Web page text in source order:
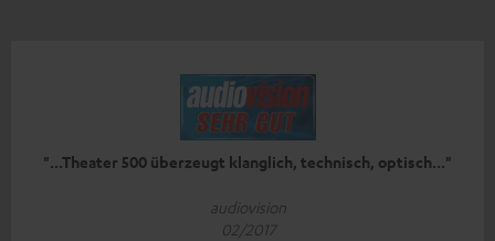
"...Theater 500 überzeugt klanglich, technisch, optisch..."
audiovision
02/2017